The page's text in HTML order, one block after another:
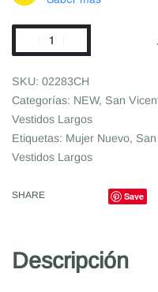
02283CH
Categorías: NEW, San
Vestidos Largos
Etiquetas: Mujer Nuevo,
Vestidos Largos
SHARE Save
Descripción